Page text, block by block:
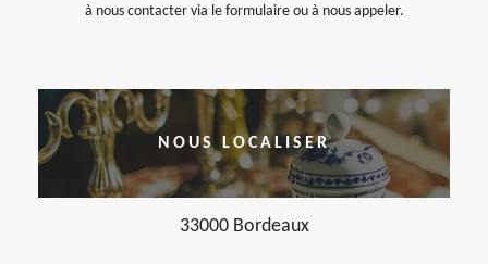
à nous contacter via le formulaire ou à nous appeler.
NOUS LOCALISER
33000 Bordeaux